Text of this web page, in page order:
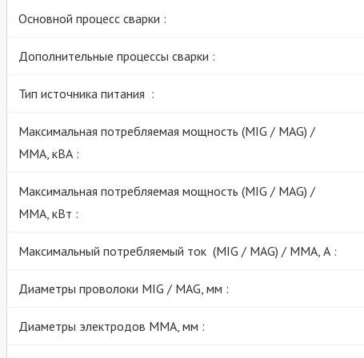
Основной процесс сварки :
Дополнительные процессы сварки :
Тип источника питания :
Максимальная потребляемая мощность (MIG / MAG) /
ММА, кВА :
Максимальная потребляемая мощность (MIG / MAG) /
ММА, кВт :
Максимальный потребляемый ток (MIG / MAG) / ММА, А :
Диаметры проволоки MIG / MAG, мм :
Диаметры электродов MMA, мм :